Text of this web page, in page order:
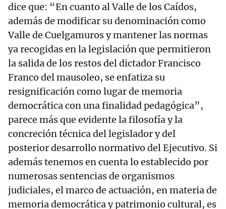
dice que: “En cuanto al Valle de los Caídos,
además de modificar su denominación como
Valle de Cuelgamuros y mantener las normas
ya recogidas en la legislación que permitieron
la salida de los restos del dictador Francisco
Franco del mausoleo, se enfatiza su
resignificación como lugar de memoria
democrática con una finalidad pedagógica”,
parece más que evidente la filosofía y la
concreción técnica del legislador y del
posterior desarrollo normativo del Ejecutivo. Si
además tenemos en cuenta lo establecido por
numerosas sentencias de organismos
judiciales, el marco de actuación, en materia de
memoria democrática y patrimonio cultural, es